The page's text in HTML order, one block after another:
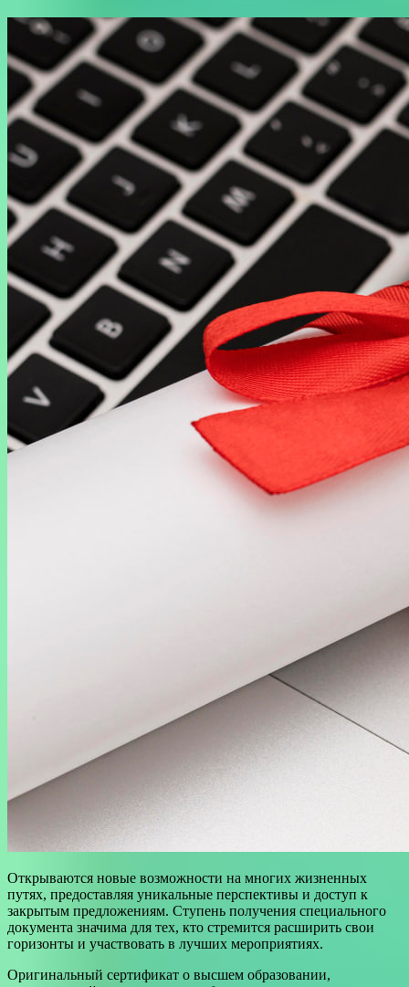
Открываются новые возможности на многих жизненных
путях, предоставляя уникальные перспективы и доступ к
закрытым предложениям. Ступень получения специального
документа значима для тех, кто стремится расширить свои
горизонты и участвовать в лучших мероприятиях.
Оригинальный сертификат о высшем образовании,